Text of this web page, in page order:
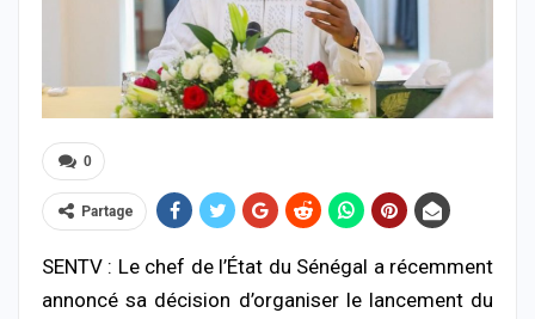
0
Partage
SENTV : Le chef de l’État du Sénégal a récemment
annoncé sa décision d’organiser le lancement du